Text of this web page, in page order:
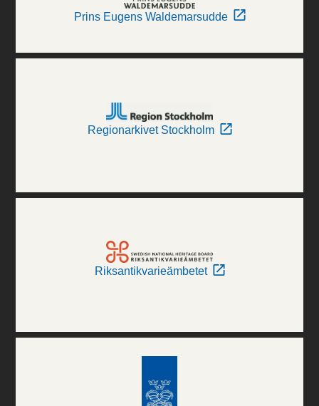
Prins Eugens Waldemarsudde
Regionarkivet Stockholm
Riksantikvarieämbetet